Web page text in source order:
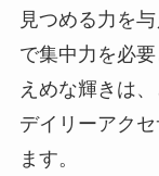
見つめる力を
で集中力を必
えめな輝きは
デイリーアク
ます。